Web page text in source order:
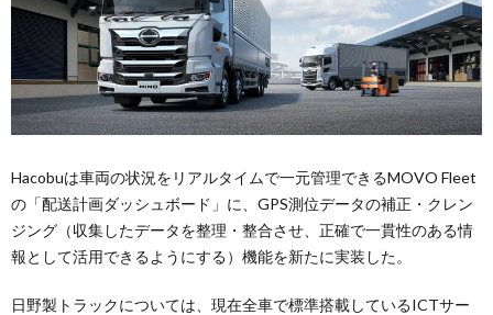
Hacobuは車両の状況をリアルタイムで一元管理できるMOVO Fleet
の「配送計画ダッシュボード」に、GPS測位データの補正・クレン
ジング（収集したデータを整理・整合させ、正確で一貫性のある情
報として活用できるようにする）機能を新たに実装した。
日野製トラックについては、現在全車で標準搭載しているICTサー